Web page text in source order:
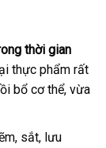
thời gian
thực phẩm rất
bổ cơ thể, vừa
sắt, lưu